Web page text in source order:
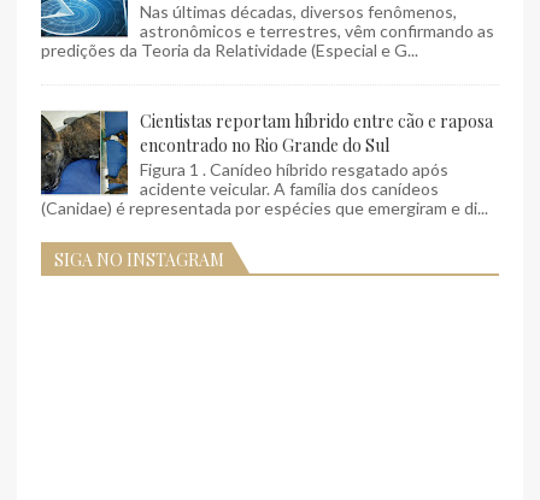
Nas últimas décadas, diversos fenômenos,
astronômicos e terrestres, vêm confirmando as
predições da Teoria da Relatividade (Especial e G...
Cientistas reportam híbrido entre cão e raposa
encontrado no Rio Grande do Sul
Figura 1 . Canídeo híbrido resgatado após
acidente veicular. A família dos canídeos
(Canidae) é representada por espécies que emergiram e di...
SIGA NO INSTAGRAM